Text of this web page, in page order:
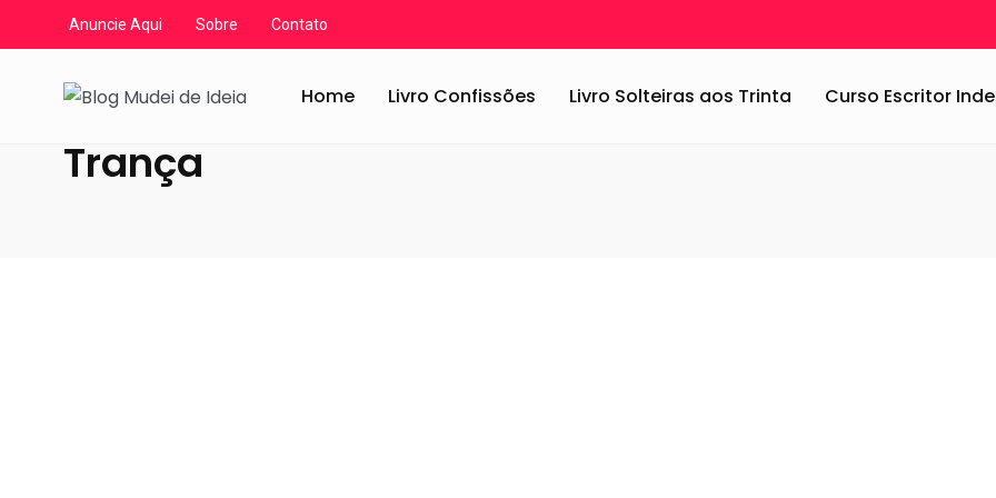
Anuncie Aqui Sobre Contato
Home Livro Confissões Livro Solteiras aos Trinta Curso Escritor
Blog Mudei de Ideia / Artigos / Trança
Trança